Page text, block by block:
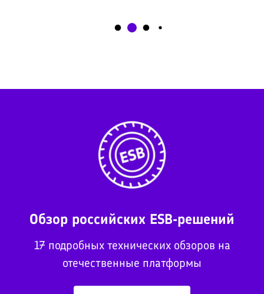
Обзор российских ESB-решений
17 подробных технических обзоров на
отечественные платформы